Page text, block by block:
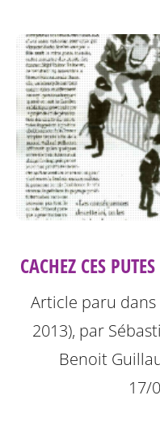
CACHEZ CES
Article paru dans
2013), par
Benoit
17/